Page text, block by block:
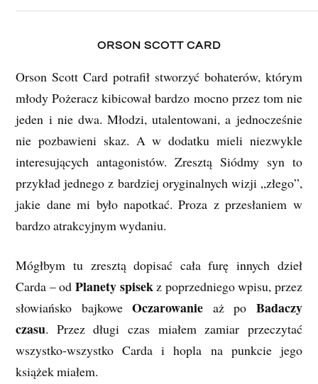
ORSON SCOTT CARD
Orson Scott Card potrafił stworzyć bohaterów, którym
młody Pożeracz kibicował bardzo mocno przez tom nie
jeden i nie dwa. Młodzi, utalentowani, a jednocześnie
nie pozbawieni skaz. A w dodatku mieli niezwykle
interesujących antagonistów. Zresztą Siódmy syn to
przykład jednego z bardziej oryginalnych wizji „złego”,
jakie dane mi było napotkać. Proza z przesłaniem w
bardzo atrakcyjnym wydaniu.
Mógłbym tu zresztą dopisać cała furę innych dzieł
Carda – od Planety spisekz poprzedniego wpisu, przez
słowiańsko bajkoweOczarowanie aż po Badaczy
czasu. Przez długi czas miałem zamiar przeczytać
wszystko-wszystko Carda i hopla na punkcie jego
książek miałem.